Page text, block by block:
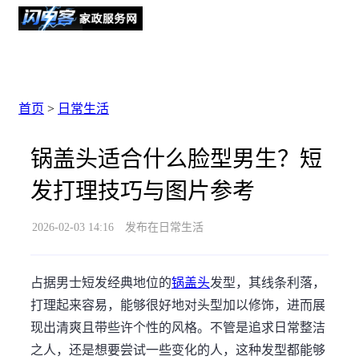
首页 > 日常生活
锅盖头适合什么脸型男生？短
发打理技巧与图片参考
2026-02-03 14:16 发布在日常生活
占据男士短发经典地位的锅盖头发型，其线条利落，
打理起来容易，能够很好地对头型加以修饰，进而展
现出清爽且带些许个性的风格。不管是追求日常整洁
之人，还是想要尝试一些变化的人，这种发型都能够